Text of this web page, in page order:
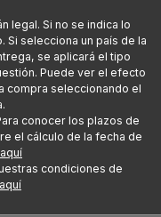
legal. Si no se indica lo
Si selecciona un país de la
se aplicará el tipo
Puede ver el efecto
compra seleccionando el
conocer los plazos de
el cálculo de la fecha de
aquí
condiciones de
aquí